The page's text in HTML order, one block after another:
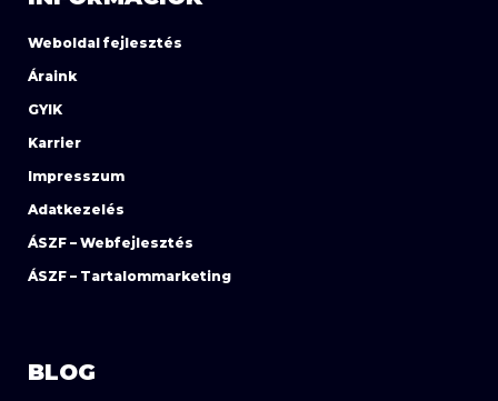
Weboldal fejlesztés
Áraink
GYIK
Karrier
Impresszum
Adatkezelés
ÁSZF – Webfejlesztés
ÁSZF – Tartalommarketing
BLOG